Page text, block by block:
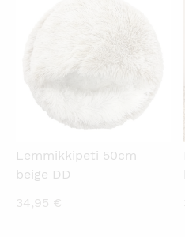
Lemmikkipeti 50cm
beige DD
34,95 €